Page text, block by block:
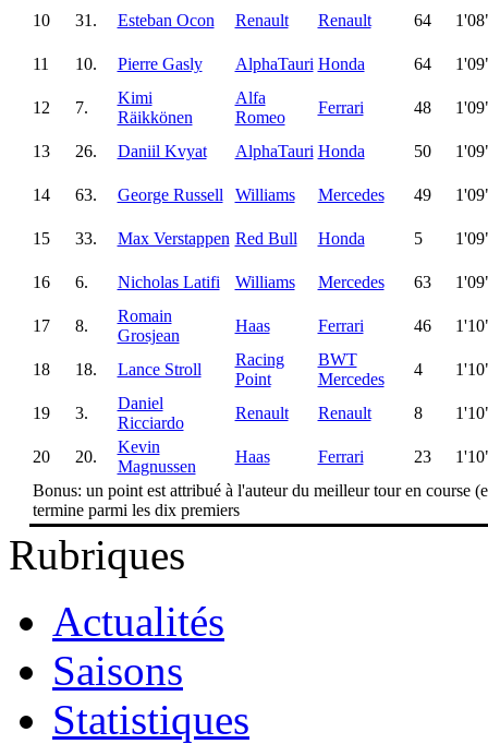
10 31. Esteban Ocon Renault Renault 64
11 10. Pierre Gasly AlphaTauri Honda 64
12 7.
Kimi
Räikkönen
Alfa
Romeo
Ferrari 48
13 26. Daniil Kvyat AlphaTauri Honda 50
14 63. George Russell Williams Mercedes 49
15 33. Max Verstappen Red Bull Honda 5
16 6. Nicholas Latifi Williams Mercedes 63
17 8.
Romain
Grosjean
Haas Ferrari 46
18 18. Lance Stroll
Racing
Point
BWT
Mercedes
4
19 3.
Daniel
Ricciardo
Renault Renault 8
20 20.
Kevin
Magnussen
Haas Ferrari 23
Bonus: un point est attribué à l'auteur du meilleur tour en course
termine parmi les dix premiers
Rubriques
Actualités
Saisons
Statistiques